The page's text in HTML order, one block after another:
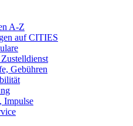
A-Z
auf CITIES
Gebühren
Impulse